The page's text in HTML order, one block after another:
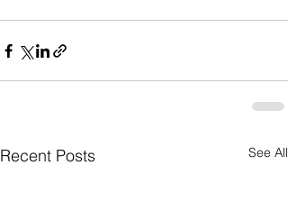
Recent Posts See All